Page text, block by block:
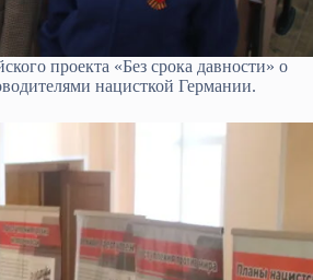
проекта «Без срока давности» о
нацисткой Германии.